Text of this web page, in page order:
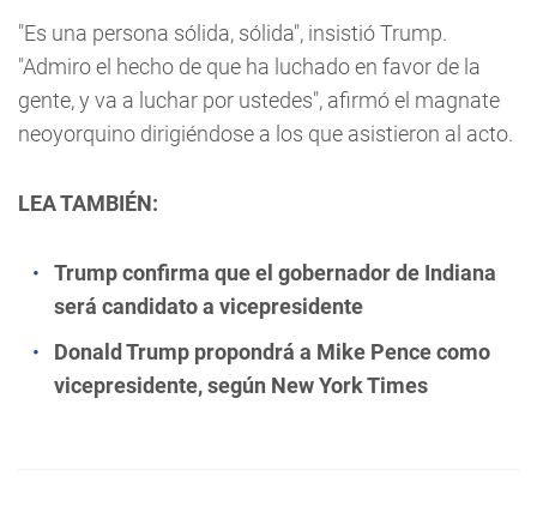
"Es una persona sólida, sólida", insistió Trump.
"Admiro el hecho de que ha luchado en favor de la
gente, y va a luchar por ustedes", afirmó el magnate
neoyorquino dirigiéndose a los que asistieron al acto.
LEA TAMBIÉN:
Trump confirma que el gobernador de Indiana
será candidato a vicepresidente
Donald Trump propondrá a Mike Pence como
vicepresidente, según New York Times